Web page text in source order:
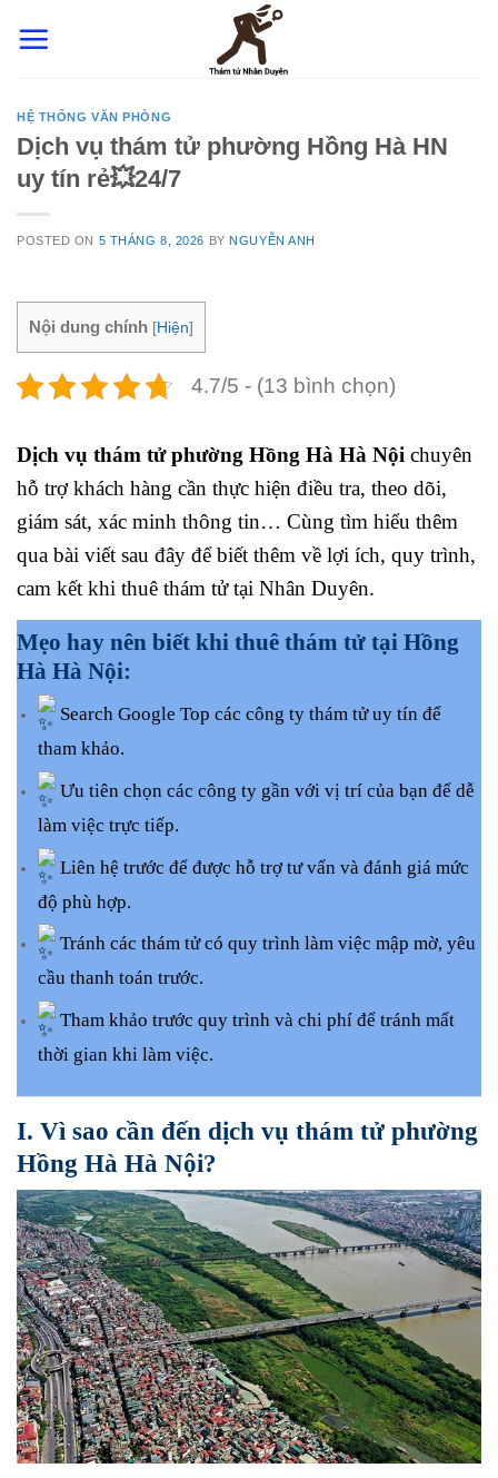
HỆ THỐNG VĂN PHÒNG
Dịch vụ thám tử phường Hồng Hà HN
uy tín rẻ💥24/7
POSTED ON 5 THÁNG 8, 2026 BY NGUYỄN ANH
Nội dung chính [Hiện]
4.7/5 - (13 bình chọn)
Dịch vụ thám tử phường Hồng Hà Hà Nội chuyên
hỗ trợ khách hàng cần thực hiện điều tra, theo dõi,
giám sát, xác minh thông tin… Cùng tìm hiểu thêm
qua bài viết sau đây để biết thêm về lợi ích, quy trình,
cam kết khi thuê thám tử tại Nhân Duyên.
Mẹo hay nên biết khi thuê thám tử tại Hồng
Hà Hà Nội:
Search Google Top các công ty thám tử uy tín để
tham khảo.
Ưu tiên chọn các công ty gần với vị trí của bạn để dễ
làm việc trực tiếp.
Liên hệ trước để được hỗ trợ tư vấn và đánh giá mức
độ phù hợp.
Tránh các thám tử có quy trình làm việc mập mờ, yêu
cầu thanh toán trước.
Tham khảo trước quy trình và chi phí để tránh mất
thời gian khi làm việc.
I. Vì sao cần đến dịch vụ thám tử phường
Hồng Hà Hà Nội?